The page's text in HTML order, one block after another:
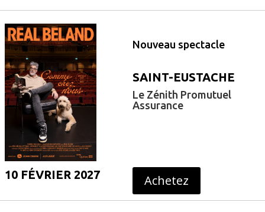
Nouveau spectacle
SAINT-EUSTACHE
Le Zénith Promutuel
Assurance
10 FÉVRIER 2027 Achetez